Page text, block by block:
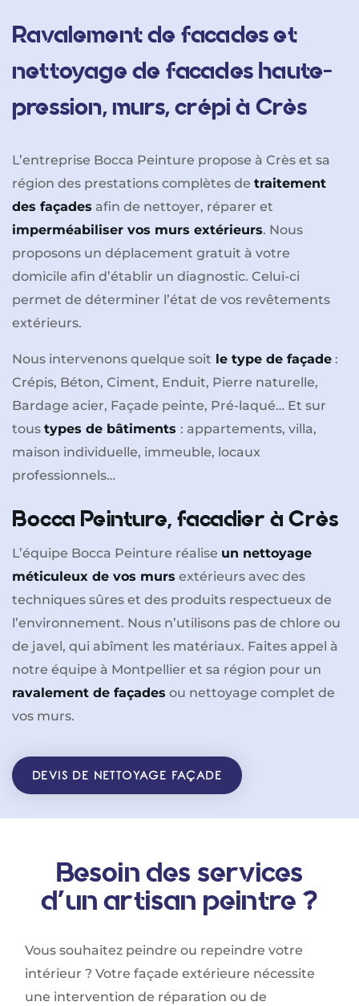
Ravalement de facades et
nettoyage de facades haute-
pression, murs, crépi à Crès
L’entreprise Bocca Peinture propose à Crès et sa
région des prestations complètes de traitement
des façades afin de nettoyer, réparer et
imperméabiliser vos murs extérieurs. Nous
proposons un déplacement gratuit à votre
domicile afin d’établir un diagnostic. Celui-ci
permet de déterminer l’état de vos revêtements
extérieurs.
Nous intervenons quelque soit le type de façade :
Crépis, Béton, Ciment, Enduit, Pierre naturelle,
Bardage acier, Façade peinte, Pré-laqué… Et sur
tous types de bâtiments : appartements, villa,
maison individuelle, immeuble, locaux
professionnels…
Bocca Peinture, facadier à Crès
L’équipe Bocca Peinture réalise un nettoyage
méticuleux de vos murs extérieurs avec des
techniques sûres et des produits respectueux de
l’environnement. Nous n’utilisons pas de chlore ou
de javel, qui abîment les matériaux. Faites appel à
notre équipe à Montpellier et sa région pour un
ravalement de façades ou nettoyage complet de
vos murs.
DEVIS DE NETTOYAGE FAÇADE
Besoin des services
d'un artisan peintre ?
Vous souhaitez peindre ou repeindre votre
intérieur ? Votre façade extérieure nécessite
une intervention de réparation ou de